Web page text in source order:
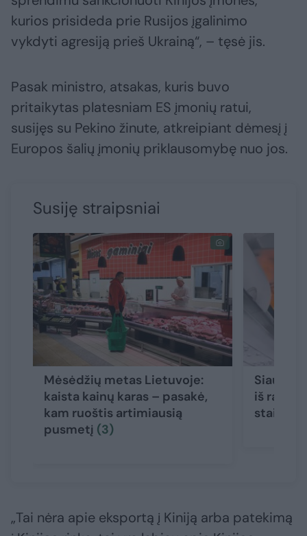
kurios prisideda prie Rusijos įgalinimo
vykdyti agresiją prieš Ukrainą“, – tęsė jis.
Pasak ministro, atsakas, kuris buvo
pritaikytas platesniam ES įmonių ratui,
susijęs su Pekino žinute, atkreipiant dėmesį į
Europos šalių įmonių priklausomybę nuo jos.
Susiję straipsniai
Mėsėdžių metas Lietuvoje:
kaista kainų karas – pasakė,
kam ruoštis artimiausią
pusmetį (3)
iš
staiga
„Tai nėra apie eksportą į Kiniją arba patekimą